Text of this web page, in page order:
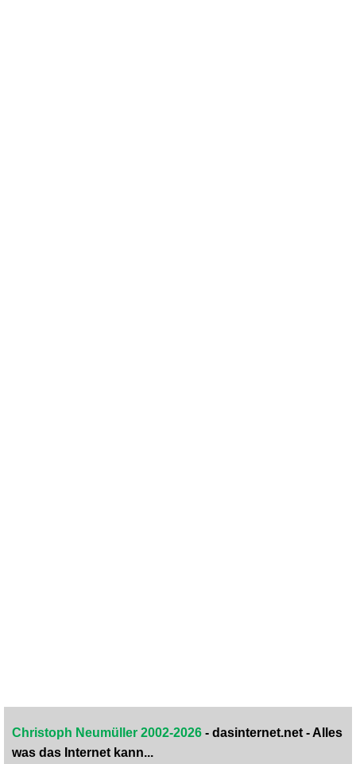
Christoph Neumüller 2002-2026 - dasinternet.net - Alles
was das Internet kann...